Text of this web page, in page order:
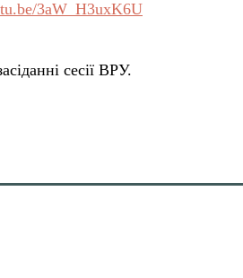
3aW_H3uxK6U
сесії ВРУ.